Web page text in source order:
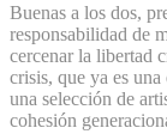
Buenas a los dos,
responsabilidad de
cercenar la libertad
crisis, que ya es
una selección de
cohesión